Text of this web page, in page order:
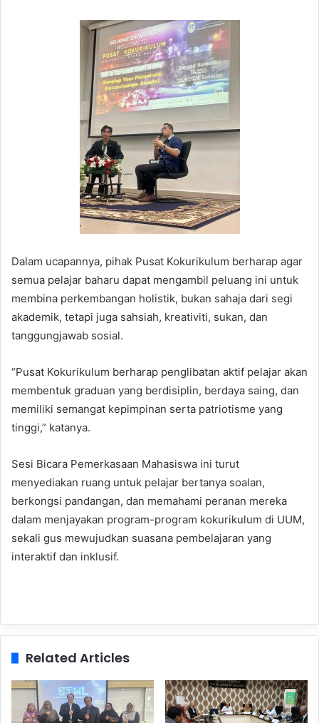
Dalam ucapannya, pihak Pusat Kokurikulum berharap agar
semua pelajar baharu dapat mengambil peluang ini untuk
membina perkembangan holistik, bukan sahaja dari segi
akademik, tetapi juga sahsiah, kreativiti, sukan, dan
tanggungjawab sosial.
“Pusat Kokurikulum berharap penglibatan aktif pelajar akan
membentuk graduan yang berdisiplin, berdaya saing, dan
memiliki semangat kepimpinan serta patriotisme yang
tinggi,” katanya.
Sesi Bicara Pemerkasaan Mahasiswa ini turut
menyediakan ruang untuk pelajar bertanya soalan,
berkongsi pandangan, dan memahami peranan mereka
dalam menjayakan program-program kokurikulum di UUM,
sekali gus mewujudkan suasana pembelajaran yang
interaktif dan inklusif.
Related Articles